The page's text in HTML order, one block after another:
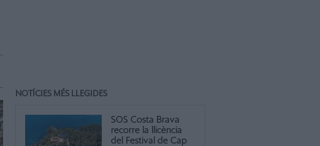
NOTÍCIES MÉS LLEGIDES
SOS Costa Brava
recorre la llicència
del Festival de Cap